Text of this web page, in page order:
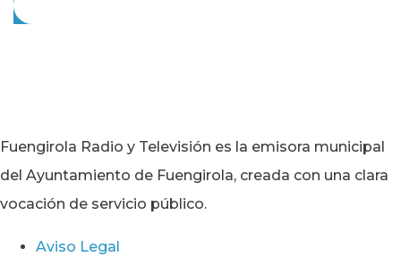
Fuengirola Radio y Televisión es la emisora municipal
del Ayuntamiento de Fuengirola, creada con una clara
vocación de servicio público.
Aviso Legal